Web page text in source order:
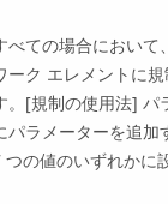
べての場合において
ーク エレメントに
。[規制の使用法] パ
パラメーターを追加
つの値のいずれかに